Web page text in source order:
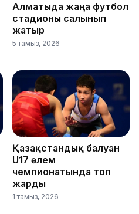
Алматыда жаңа футбол
стадионы салынып
жатыр
5 тамыз, 2026
Қазақстандық балуан
U17 әлем
чемпионатында топ
жарды
1 тамыз, 2026